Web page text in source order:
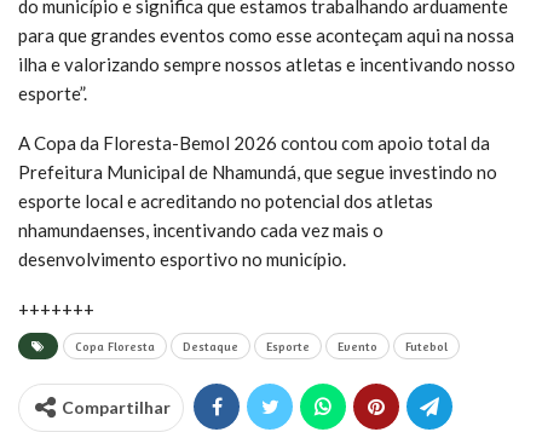
do município e significa que estamos trabalhando arduamente
para que grandes eventos como esse aconteçam aqui na nossa
ilha e valorizando sempre nossos atletas e incentivando nosso
esporte”.
A Copa da Floresta-Bemol 2026 contou com apoio total da
Prefeitura Municipal de Nhamundá, que segue investindo no
esporte local e acreditando no potencial dos atletas
nhamundaenses, incentivando cada vez mais o
desenvolvimento esportivo no município.
+++++++
Copa Floresta Destaque Esporte Evento Futebol
Compartilhar